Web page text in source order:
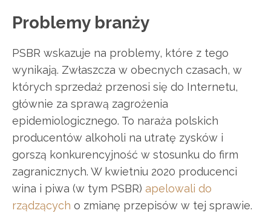
Problemy branży
PSBR wskazuje na problemy, które z tego
wynikają. Zwłaszcza w obecnych czasach, w
których sprzedaż przenosi się do Internetu,
głównie za sprawą zagrożenia
epidemiologicznego. To naraża polskich
producentów alkoholi na utratę zysków i
gorszą konkurencyjność w stosunku do firm
zagranicznych. W kwietniu 2020 producenci
wina i piwa (w tym PSBR) apelowali do
rządzących o zmianę przepisów w tej sprawie.